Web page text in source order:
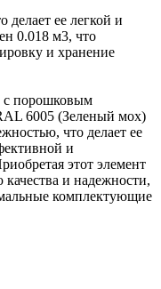
делает ее легкой и
0.018 м3, что
и хранение
с порошковым
6005 (Зеленый мох)
что делает ее
и
этот элемент
и надежности,
комплектующие